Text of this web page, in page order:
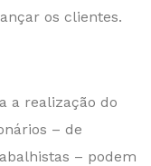
os clientes.
a realização do
– de
– podem